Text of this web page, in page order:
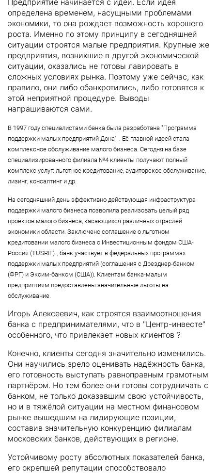
Предприятие начинается с идеи. Если идея
определена временем, насущными проблемами
экономики, то она рождает возможность хорошего
роста. Именно по этому принципу в сегодняшней
ситуации строятся малые предприятия. Крупные же
предприятия, возникшие в другой экономической
ситуации, оказались не готовы лавировать в
сложных условиях рынка. Поэтому уже сейчас, как
правило, они либо обанкротились, либо готовятся к
этой неприятной процедуре. Выводы
напрашиваются сами.
В 1997 году специалистами банка была разработана "Программа
поддержки малых предприятий Дона" . Её главной идеей стала
комплексное обслуживание малого бизнеса. Сегодня на базе
специализированного филиала №4 клиенты получают полный
комплекс услуг: льготное кредитование, аудиторское обслуживание,
лизинг, консалтинг и др.
На сегодняшний день эффективно действующая инфраструктура
поддержки малого бизнеса позволила реализовать целый ряд
проектов малого бизнеса, касающихся различных отраслей
экономики области. Заключено соглашение о льготном
кредитовании малого бизнеса с Инвестиционным фондом США-
Россия (TUSRIF) , банк участвует в федеральных программах
поддержки малых предприятий (соглашения с Дрезднер-банком
(ФРГ) и Эксим-банком (США)). Клиентам банка-малым
предприятиям предоставлены значительные льготы на
обслуживание.
Игорь Алексеевич, как строятся взаимоотношения
банка с предпринимателями, что в "Центр-инвесте"
особенного, что привлекает новых клиентов ?
Конечно, клиенты сегодня значительно изменились.
Они научились зрело оценивать надёжность банка,
его готовность выступать равноправным грамотным
партнёром. Но тем более они готовы сотрудничать с
банком, не только доказавшим свою устойчивость,
но и в тяжёлой ситуации на местном финансовом
рынке вышедшим на лидирующие позиции,
составив значительную конкуренцию филиалам
московских банков, действующих в регионе.
Устойчивому росту абсолютных показателей банка,
его окрепшей репутации способствовало